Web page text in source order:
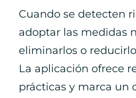
Cuando se detecten
adoptar las medidas
eliminarlos o
La aplicación ofrece
prácticas y marca un